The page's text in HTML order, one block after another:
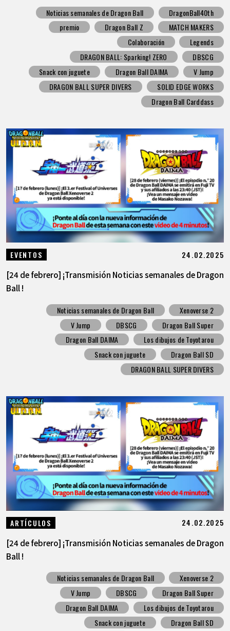
Noticias semanales de Dragon Ball
DragonBall40th
premio
Dragon Ball Z
MATCH MAKERS
Colaboración
Legends
DRAGON BALL: Sparking! ZERO
DBSCG
Snack con juguete
Dragon Ball DAIMA
V Jump
DRAGON BALL SUPER DIVERS
SOLID EDGE WORKS
Dragon Ball Carddass
EVENTOS 24.02.2025
[24 de febrero] ¡Transmisión Noticias semanales de Dragon
Ball !
Noticias semanales de Dragon Ball
Xenoverse 2
V Jump
DBSCG
Dragon Ball Super
Dragon Ball DAIMA
Los dibujos de Toyotarou
Snack con juguete
Dragon Ball SD
DRAGON BALL SUPER DIVERS
ARTÍCULOS 24.02.2025
[24 de febrero] ¡Transmisión Noticias semanales de Dragon
Ball !
Noticias semanales de Dragon Ball
Xenoverse 2
V Jump
DBSCG
Dragon Ball Super
Dragon Ball DAIMA
Los dibujos de Toyotarou
Snack con juguete
Dragon Ball SD